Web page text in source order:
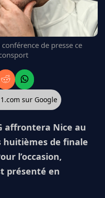
de presse ce
sur Google
affrontera Nice au
huitièmes de finale
l’occasion,
présenté en